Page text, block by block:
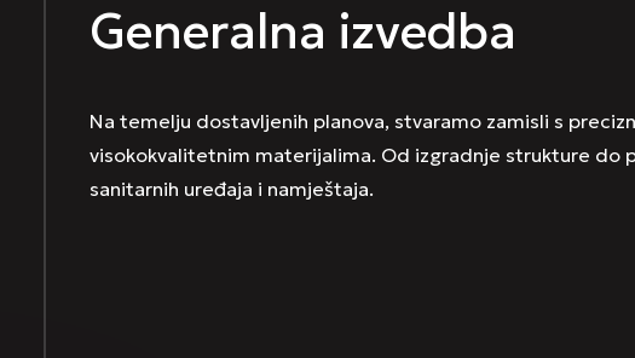
Generalna izvedba
Na temelju dostavljenih planova, stvaramo zamisli s
visokokvalitetnim materijalima. Od izgradnje strukture do
sanitarnih uređaja i namještaja.